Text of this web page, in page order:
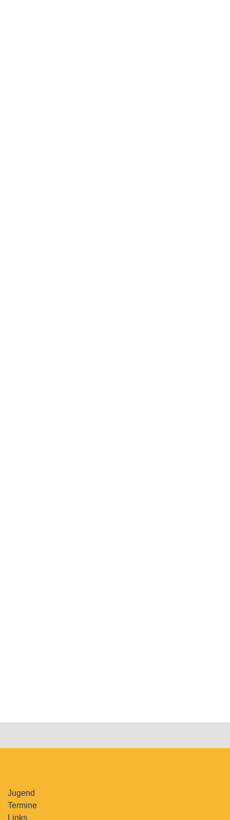
Jugend
Termine
Links